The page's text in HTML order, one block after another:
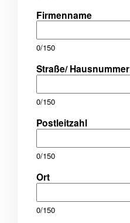
Firmenname
0/150
Straße/ Hausnummer
0/150
Postleitzahl
0/150
Ort
0/150